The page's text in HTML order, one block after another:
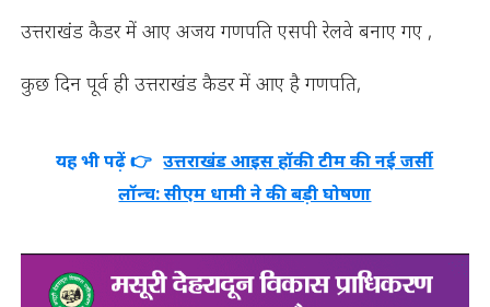
उत्तराखंड कैडर में आए अजय गणपति एसपी रेलवे बनाए गए ,
कुछ दिन पूर्व ही उत्तराखंड कैडर में आए है गणपति,
यह भी पढ़ें 👉 उत्तराखंड आइस हॉकी टीम की नई जर्सी
लॉन्च: सीएम धामी ने की बड़ी घोषणा